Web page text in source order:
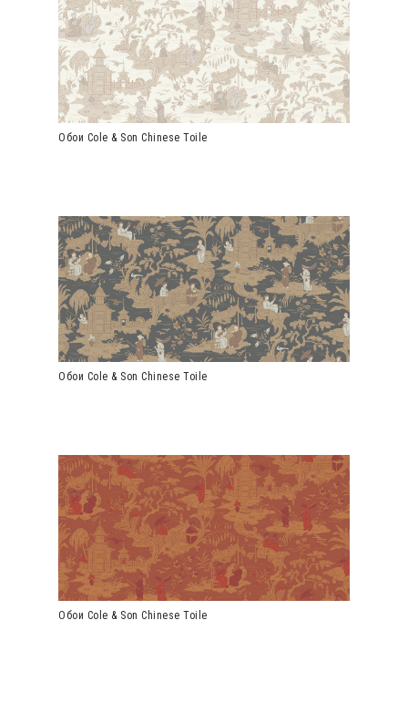
Обои Cole & Son Chinese Toile
Обои Cole & Son Chinese Toile
Обои Cole & Son Chinese Toile